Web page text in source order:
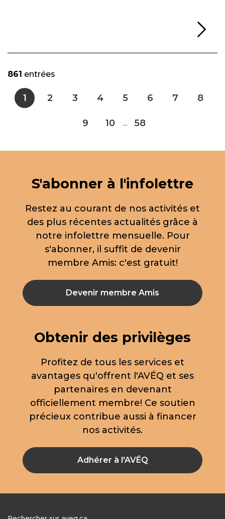
861 entrées
1 2 3 4 5 6 7 8
9 10 ... 58
S'abonner à l'infolettre
Restez au courant de nos activités et
des plus récentes actualités grâce à
notre infolettre mensuelle. Pour
s'abonner, il suffit de devenir
membre Amis: c'est gratuit!
Devenir membre Amis
Obtenir des privilèges
Profitez de tous les services et
avantages qu'offrent l'AVÉQ et ses
partenaires en devenant
officiellement membre! Ce soutien
précieux contribue aussi à financer
nos activités.
Adhérer à l'AVÉQ